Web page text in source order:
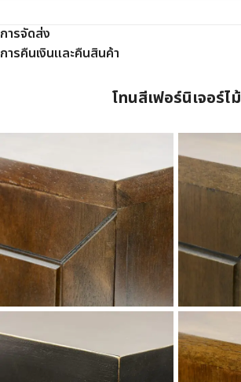
การจัดส่ง
การคืนเงินและคืนสินค้า
โทนสีเฟอร์นิเจอร์ไม้